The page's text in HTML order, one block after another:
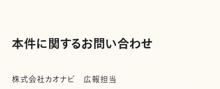
本件に関するお問い合わせ
株式会社カオナビ 広報担当